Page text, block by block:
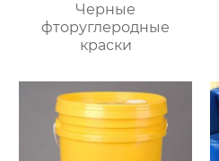
Черные
фторуглеродные
краски